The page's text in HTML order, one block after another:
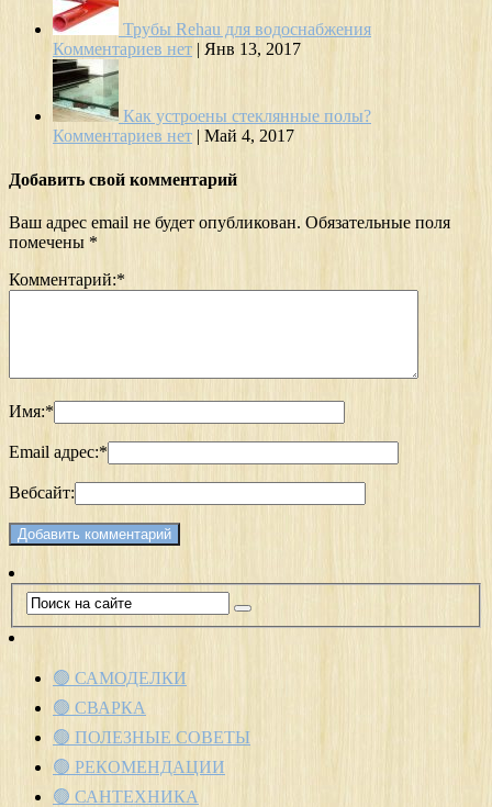
Трубы Rehau для водоснабжения
Комментариев нет | Янв 13, 2017
Как устроены стеклянные полы?
Комментариев нет | Май 4, 2017
Добавить свой комментарий
Ваш адрес email не будет опубликован. Обязательные поля
помечены *
Комментарий:*
Имя:*
Email адрес:*
Вебсайт:
🟢 САМОДЕЛКИ
🟢 СВАРКА
🟢 ПОЛЕЗНЫЕ СОВЕТЫ
🟢 РЕКОМЕНДАЦИИ
🟢 САНТЕХНИКА